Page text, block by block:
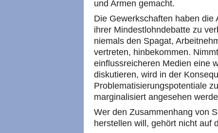
und Armen gemacht.
Die Gewerkschaften haben
ihrer Mindestlohndebatte zu
niemals den Spagat,
vertreten, hinbekommen.
einflussreicheren Medien eine
diskutieren, wird in der
Problematisierungspotentiale
marginalisiert angesehen
Wer den Zusammenhang von
herstellen will, gehört nicht auf